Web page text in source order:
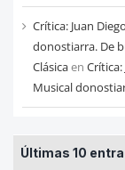
Crítica: Juan
donostiarra. De
Clásicaen
Musical
Últimas 10